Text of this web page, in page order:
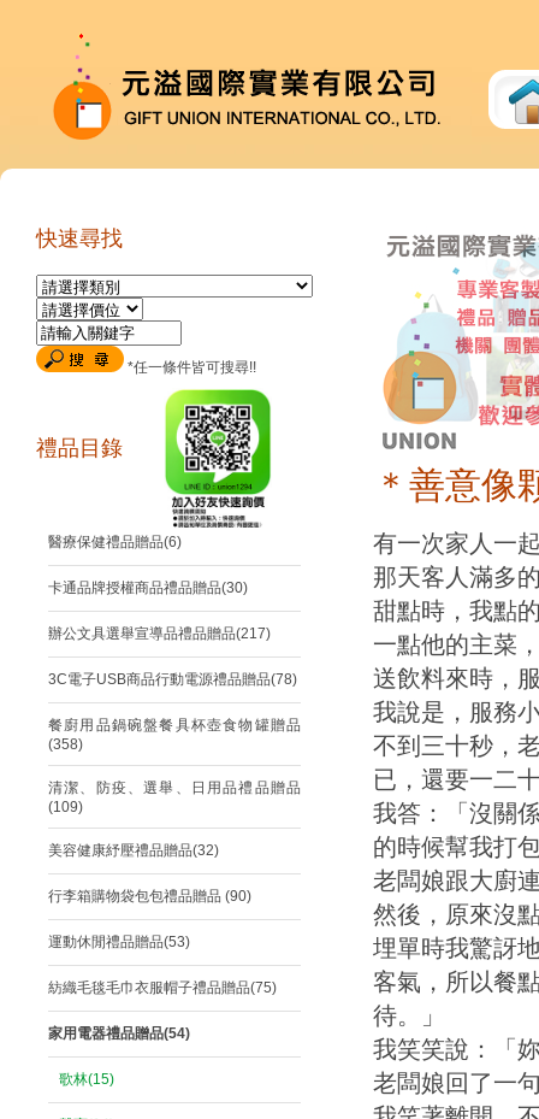
＊善意像
有一次家人一
那天客人滿多
甜點時，我點
一點他的主菜
送飲料來時，
我說是，服務
不到三十秒，
已，還要一二
我答：「沒關
的時候幫我打
老闆娘跟大廚
然後，原來沒
埋單時我驚訝
客氣，所以餐
待。」
我笑笑說：「
老闆娘回了一
快速尋找
*任一條件皆可搜尋!!
禮品目錄
醫療保健禮品贈品(6)
卡通品牌授權商品禮品贈品(30)
辦公文具選舉宣導品禮品贈品(217)
3C電子USB商品行動電源禮品贈品(78)
餐廚用品鍋碗盤餐具杯壺食物罐贈品
(358)
清潔、防疫、選舉、日用品禮品贈品
(109)
美容健康紓壓禮品贈品(32)
行李箱購物袋包包禮品贈品 (90)
運動休閒禮品贈品(53)
紡織毛毯毛巾衣服帽子禮品贈品(75)
家用電器禮品贈品(54)
歌林(15)